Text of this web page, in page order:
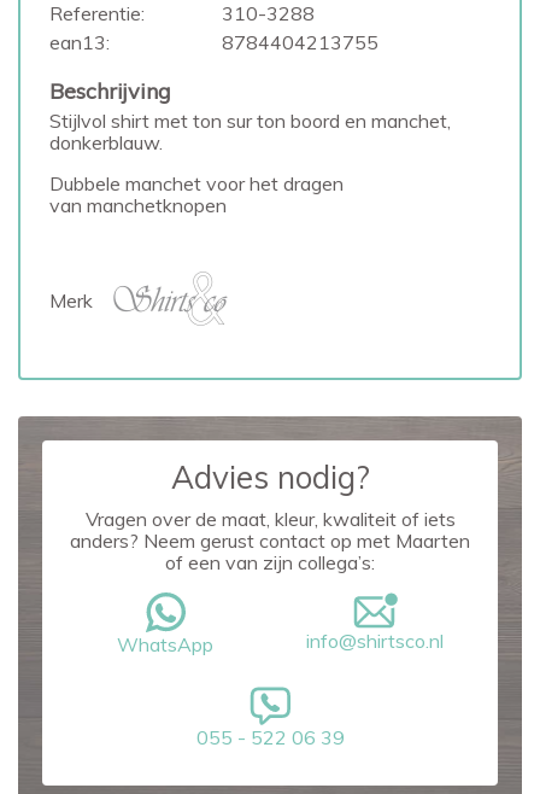
Referentie:
310-3288
ean13:
8784404213755
Beschrijving
Stijlvol shirt met ton sur ton boord en manchet,
donkerblauw.
Dubbele manchet voor het dragen
van manchetknopen
Merk
Advies nodig?
Vragen over de maat, kleur, kwaliteit of iets
anders? Neem gerust contact op met Maarten
of een van zijn collega’s:
WhatsApp info@shirtsco.nl
055 - 522 06 39